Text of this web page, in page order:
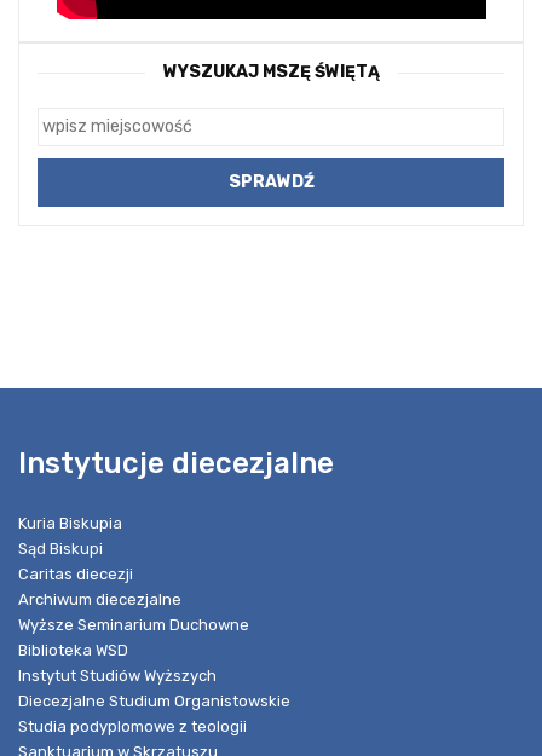
WYSZUKAJ MSZĘ ŚWIĘTĄ
Instytucje diecezjalne
Kuria Biskupia
Sąd Biskupi
Caritas diecezji
Archiwum diecezjalne
Wyższe Seminarium Duchowne
Biblioteka WSD
Instytut Studiów Wyższych
Diecezjalne Studium Organistowskie
Studia podyplomowe z teologii
Sanktuarium w Skrzatuszu